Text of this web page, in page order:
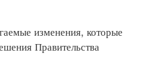
изменения, которые
Правительства